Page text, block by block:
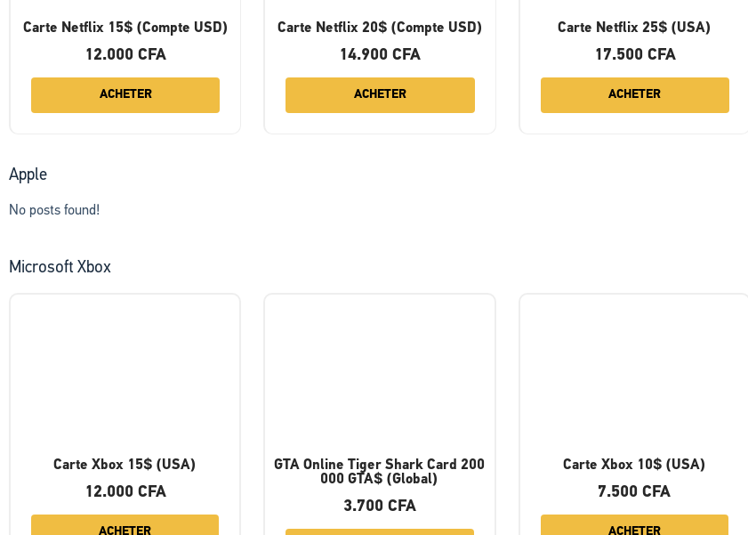
Carte Netflix 15$ (Compte USD)
12.000CFA
ACHETER
Carte Netflix 20$ (Compte USD)
14.900CFA
ACHETER
Carte Netflix 25$ (USA)
17.500 CFA
ACHETER
Apple
No posts found!
Microsoft Xbox
Carte Xbox 15$ (USA)
12.000 CFA
ACHETER
GTA Online Tiger Shark Card 200
000 GTA$ (Global)
3.700 CFA
Carte Xbox 10$ (USA)
7.500CFA
ACHETER